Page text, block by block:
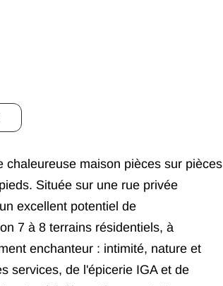
maison pièces sur pièces
Située sur une rue privée
excellent potentiel de
7 à 8 terrains résidentiels, à
enchanteur : intimité, nature et
services, de l'épicerie IGA et de